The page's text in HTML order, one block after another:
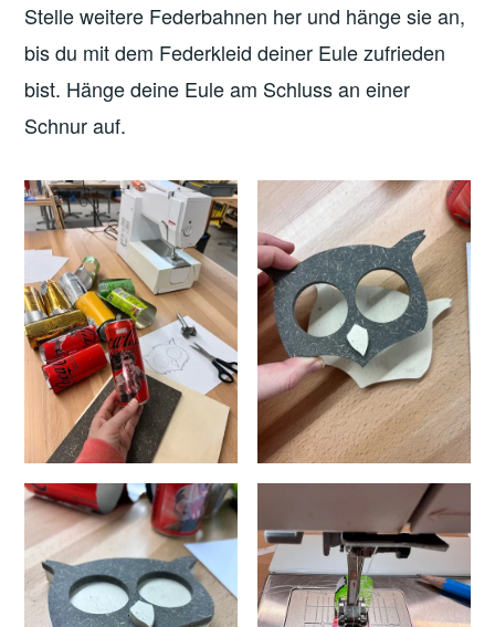
Stelle weitere Federbahnen her und hänge sie an,
bis du mit dem Federkleid deiner Eule zufrieden
bist. Hänge deine Eule am Schluss an einer
Schnur auf.